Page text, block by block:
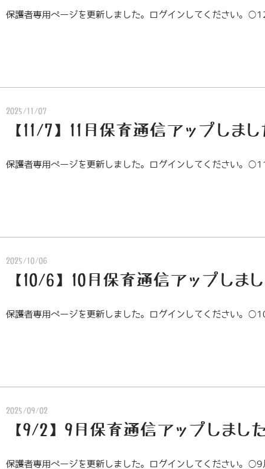
保護者専用ページを更新しました。ログインしてください。
2025/11/07
【11/7】11月保育通信アップしまし
保護者専用ページを更新しました。ログインしてください。
2025/10/06
【10/6】10月保育通信アップしま
保護者専用ページを更新しました。ログインしてください。
2025/09/02
【9/2】9月保育通信アップしまし
保護者専用ページを更新しました。ログインしてください。○9